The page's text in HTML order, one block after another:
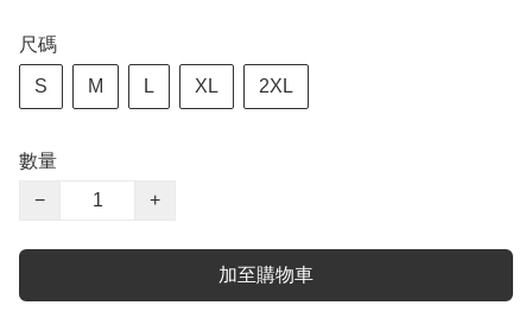
尺碼
S M L XL 2XL
數量
−
+
加至購物車